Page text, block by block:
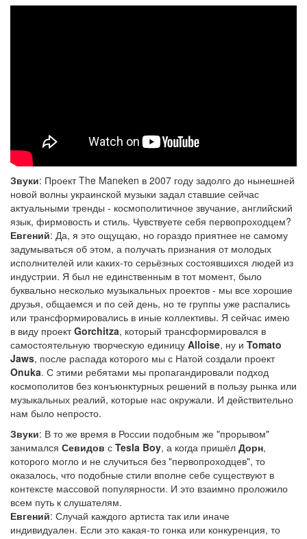
Звуки: Проект The Maneken в 2007 году задолго до нынешней
новой волны украинской музыки задал ставшие сейчас
актуальными тренды - космополитичное звучание, английский
язык, фирмовость и стиль. Чувствуете себя первопроходцем?
Евгений: Да, я это ощущаю, но гораздо приятнее не самому
задумываться об этом, а получать признания от молодых
исполнителей или каких-то серьёзных состоявшихся людей из
индустрии. Я был не единственным в тот момент, было
буквально несколько музыкальных проектов - мы все хорошие
друзья, общаемся и по сей день, но те группы уже распались
или трансформировались в иные коллективы. Я сейчас имею
в виду проектGorchitza, который трансформировался в
самостоятельную творческую единицу Alloise, ну и Tomato
Jaws, после распада которого мы с Натой создали проект
Onuka. С этими ребятами мы пропагандировали подход
космополитов без конъюнктурных решений в пользу рынка или
музыкальных реалий, которые нас окружали. И действительно
нам было непросто.
Звуки: В то же время в России подобным же "прорывом"
занимался Севидов с Tesla Boy, а когда пришёл Дорн,
которого могло и не случиться без "первопроходцев", то
оказалось, что подобные стили вполне себе существуют в
контексте массовой популярности. И это взаимно проложило
всем путь к слушателям.
Евгений: Случай каждого артиста так или иначе
индивидуален. Если это какая-то гонка или конкуренция, то